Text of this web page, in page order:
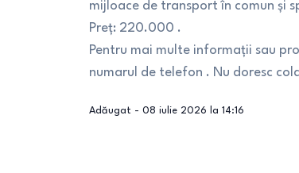
mijloace de transport în comun și
Preț: 220.000 .
Pentru mai multe informații sau
numarul de telefon . Nu doresc
Adăugat - 08 iulie 2026 la 14:16